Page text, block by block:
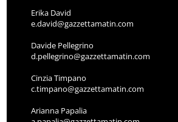
Erika David
e.david@gazzettamatin.com
Davide Pellegrino
d.pellegrino@gazzettamatin.com
Cinzia Timpano
c.timpano@gazzettamatin.com
Arianna Papalia